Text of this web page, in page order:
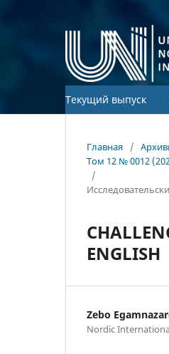
Текущий выпуск
Главная /
Том 12 № 0012
/
ENGLISH
Zebo
Nordic